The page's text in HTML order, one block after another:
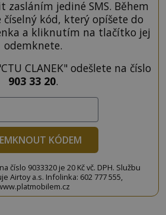
jediné SMS. Během
kód, který opíšete do
a kliknutím na tlačítko jej
odemknete.
CLANEK" odešlete na číslo
903 33 20.
KÓDEM
číslo 9033320 je 20 Kč vč. DPH. Službu
Airtoy a.s. Infolinka: 602 777 555,